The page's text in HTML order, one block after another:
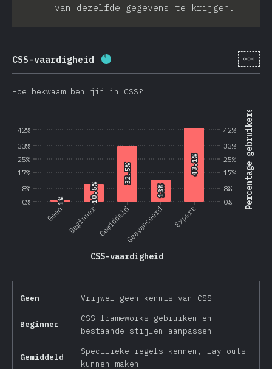
van dezelfde gegevens te krijgen.
CSS-vaardigheid Voltooiingspercentage: 87.5% (
[nl-
Hoe bekwaam ben jij in CSS?
0%
8%
17%
25%
33%
42% Percentage gebruikers
Geen Beginner GemiddeldGeavanceerd Expert
CSS-vaardigheid
0%
8%
17%
25%
33%
42%
1%
1% 10.5%
10.5%
32.5%
32.5%
13%
13%
43.1%
43.1%
Geen Vrijwel geen kennis van CSS
Beginner
CSS-frameworks gebruiken en
bestaande stijlen aanpassen
Gemiddeld
Specifieke regels kennen, lay-outs
kunnen maken